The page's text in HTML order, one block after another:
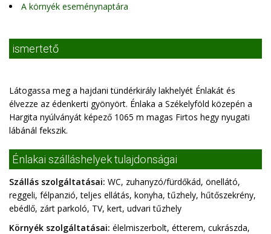
A környék eseménynaptára
ismertető
Látogassa meg a hajdani tündérkirály lakhelyét Énlakát és
élvezze az édenkerti gyönyört. Énlaka a Székelyföld közepén a
Hargita nyúlványát képező 1065 m magas Firtos hegy nyugati
lábánál fekszik.
Énlakai szálláshelyek tulajdonságai
Szállás szolgáltatásai: WC, zuhanyzó/fürdőkád, önellátó,
reggeli, félpanzió, teljes ellátás, konyha, tűzhely, hűtőszekrény,
ebédlő, zárt parkoló, TV, kert, udvari tűzhely
Környék szolgáltatásai: élelmiszerbolt, étterem, cukrászda,